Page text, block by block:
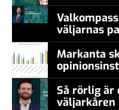
väljarnas
Markanta
Så rörlig är
väljarkåren